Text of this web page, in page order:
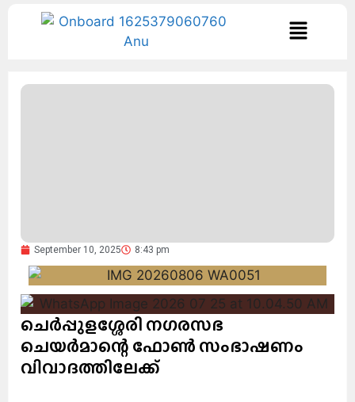
September 10, 2025 8:43 pm
ചെർപ്പുളശ്ശേരി നഗരസഭ
ചെയർമാന്റെ ഫോൺ സംഭാഷണം
വിവാദത്തിലേക്ക്